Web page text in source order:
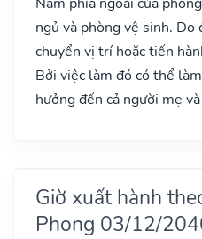
ngủ và phòng vệ sinh.
chuyển vị trí hoặc tiến
Bởi việc làm đó có thể
hưởng đến cả người mẹ
Giờ xuất hành
Phong 03/12/